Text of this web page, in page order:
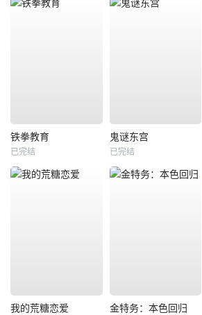
铁拳教育
已完结
鬼谜东宫
已完结
我的荒糖恋爱 金特务：本色回归